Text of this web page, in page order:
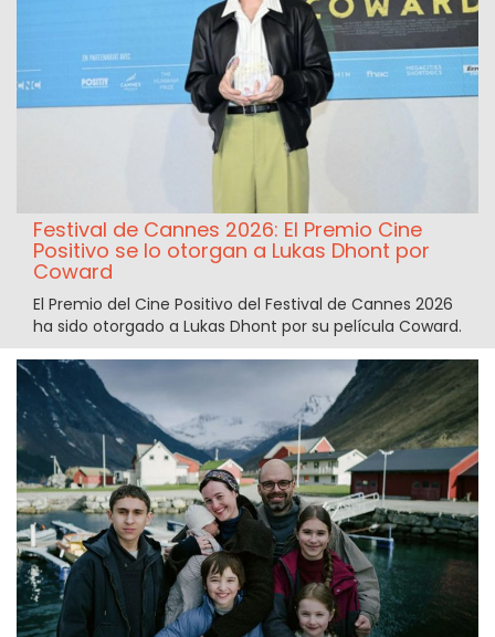
Festival de Cannes 2026: El Premio Cine
Positivo se lo otorgan a Lukas Dhont por
Coward
El Premio del Cine Positivo del Festival de Cannes 2026
ha sido otorgado a Lukas Dhont por su película Coward.